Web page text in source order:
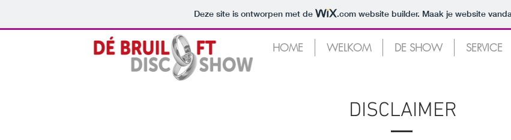
Deze site is ontworpen met de .com website builder. Maak je website
HOME WELKOM DE SHOW SERVICE
DISCLAIMER